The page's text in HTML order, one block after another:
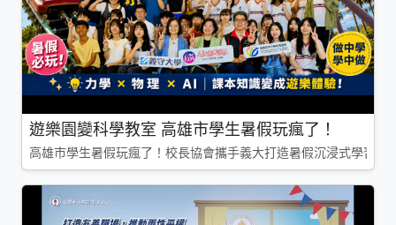
遊樂園變科學教室 高雄市學生暑假玩瘋了！
高雄市學生暑假玩瘋了！校長協會攜手義大打造暑假沉浸式學習基